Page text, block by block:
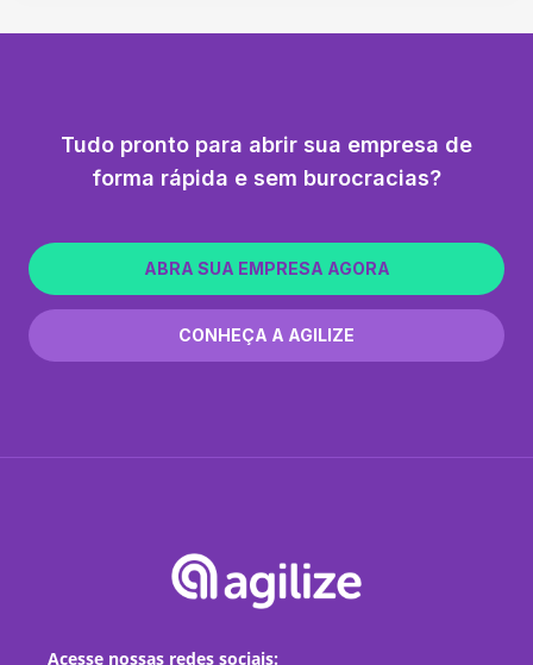
Tudo pronto para abrir sua empresa de
forma rápida e sem burocracias?
ABRA SUA EMPRESA AGORA
CONHEÇA A AGILIZE
Acesse nossas redes sociais: